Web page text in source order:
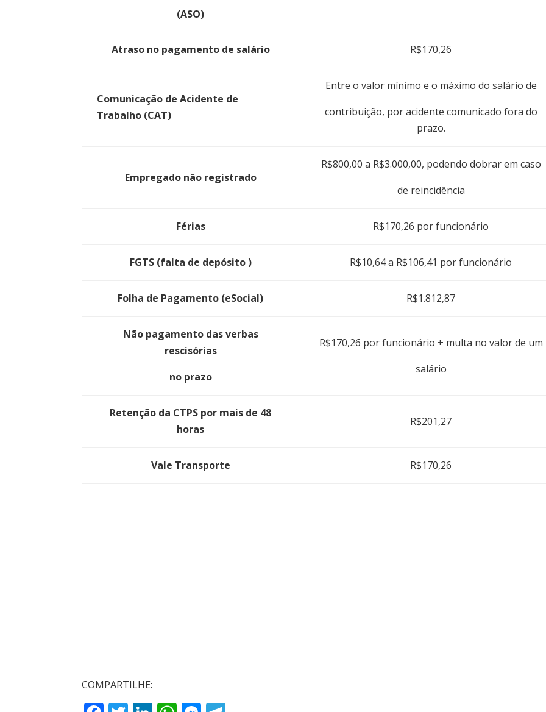
(ASO)
Atraso no pagamento de salário R$170,26
Comunicação de Acidente de
Trabalho (CAT)
Entre o valor mínimo e o máximo do salário de
contribuição, por acidente comunicado fora do
prazo.
Empregado não registrado
R$800,00 a R$3.000,00, podendo dobrar em caso
de reincidência
Férias R$170,26 por funcionário
FGTS (falta de depósito ) R$10,64 a R$106,41 por funcionário
Folha de Pagamento (eSocial) R$1.812,87
Não pagamento das verbas
rescisórias
no prazo
R$170,26 por funcionário + multa no valor de um
salário
Retenção da CTPS por mais de 48
horas
R$201,27
Vale Transporte R$170,26
COMPARTILHE: